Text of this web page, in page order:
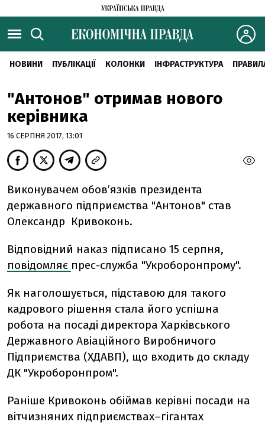
НОВИНИ ПУБЛІКАЦІЇ КОЛОНКИ ІНФРАСТРУКТУРА
"Антонов" отримав нового
керівника
16 СЕРПНЯ 2017, 13:01
Виконувачем обов’язків президента
державного підприємства "Антонов" став
Олександр Кривоконь.
Відповідний наказ підписано 15 серпня,
повідомляє прес-служба "Укроборонпрому".
Як наголошується, підставою для такого
кадрового рішення стала його успішна
робота на посаді директора Харківського
Державного Авіаційного Виробничого
Підприємства (ХДАВП), що входить до складу
ДК "Укроборонпром".
Раніше Кривоконь обіймав керівні посади на
вітчизняних підприємствах–гігантах